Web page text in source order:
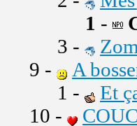
1 -
3 -
9 -
A
1 - Et
10 -